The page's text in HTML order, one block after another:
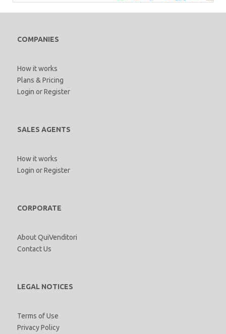
COMPANIES
How it works
Plans & Pricing
Login orRegister
SALES AGENTS
How it works
Login orRegister
CORPORATE
About QuiVenditori
Contact Us
LEGAL NOTICES
Terms of Use
Privacy Policy